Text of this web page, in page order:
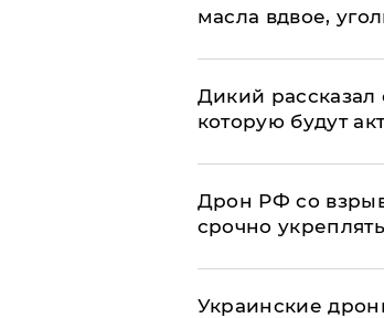
масла вдвое,
Дикий
которую будут
​Дрон РФ со
срочно
Украинские